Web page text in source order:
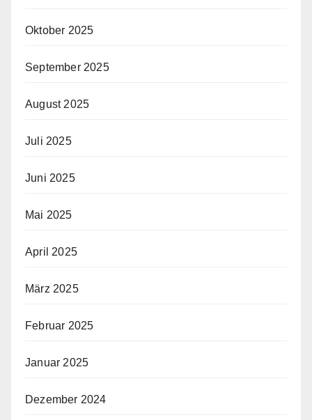
Oktober 2025
September 2025
August 2025
Juli 2025
Juni 2025
Mai 2025
April 2025
März 2025
Februar 2025
Januar 2025
Dezember 2024